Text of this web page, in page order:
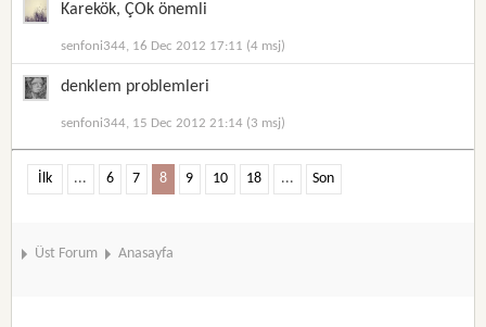
Karekök, ÇOk önemli
senfoni344, 16 Dec 2012 17:11 (4 msj)
denklem problemleri
senfoni344, 15 Dec 2012 21:14 (3 msj)
İlk ... 6 7 8 9 10 18 ... Son
Üst Forum Anasayfa